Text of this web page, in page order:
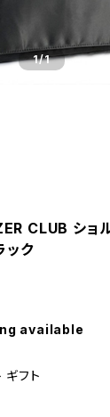
1/1
CLUB ショ
ック
available
ギフト